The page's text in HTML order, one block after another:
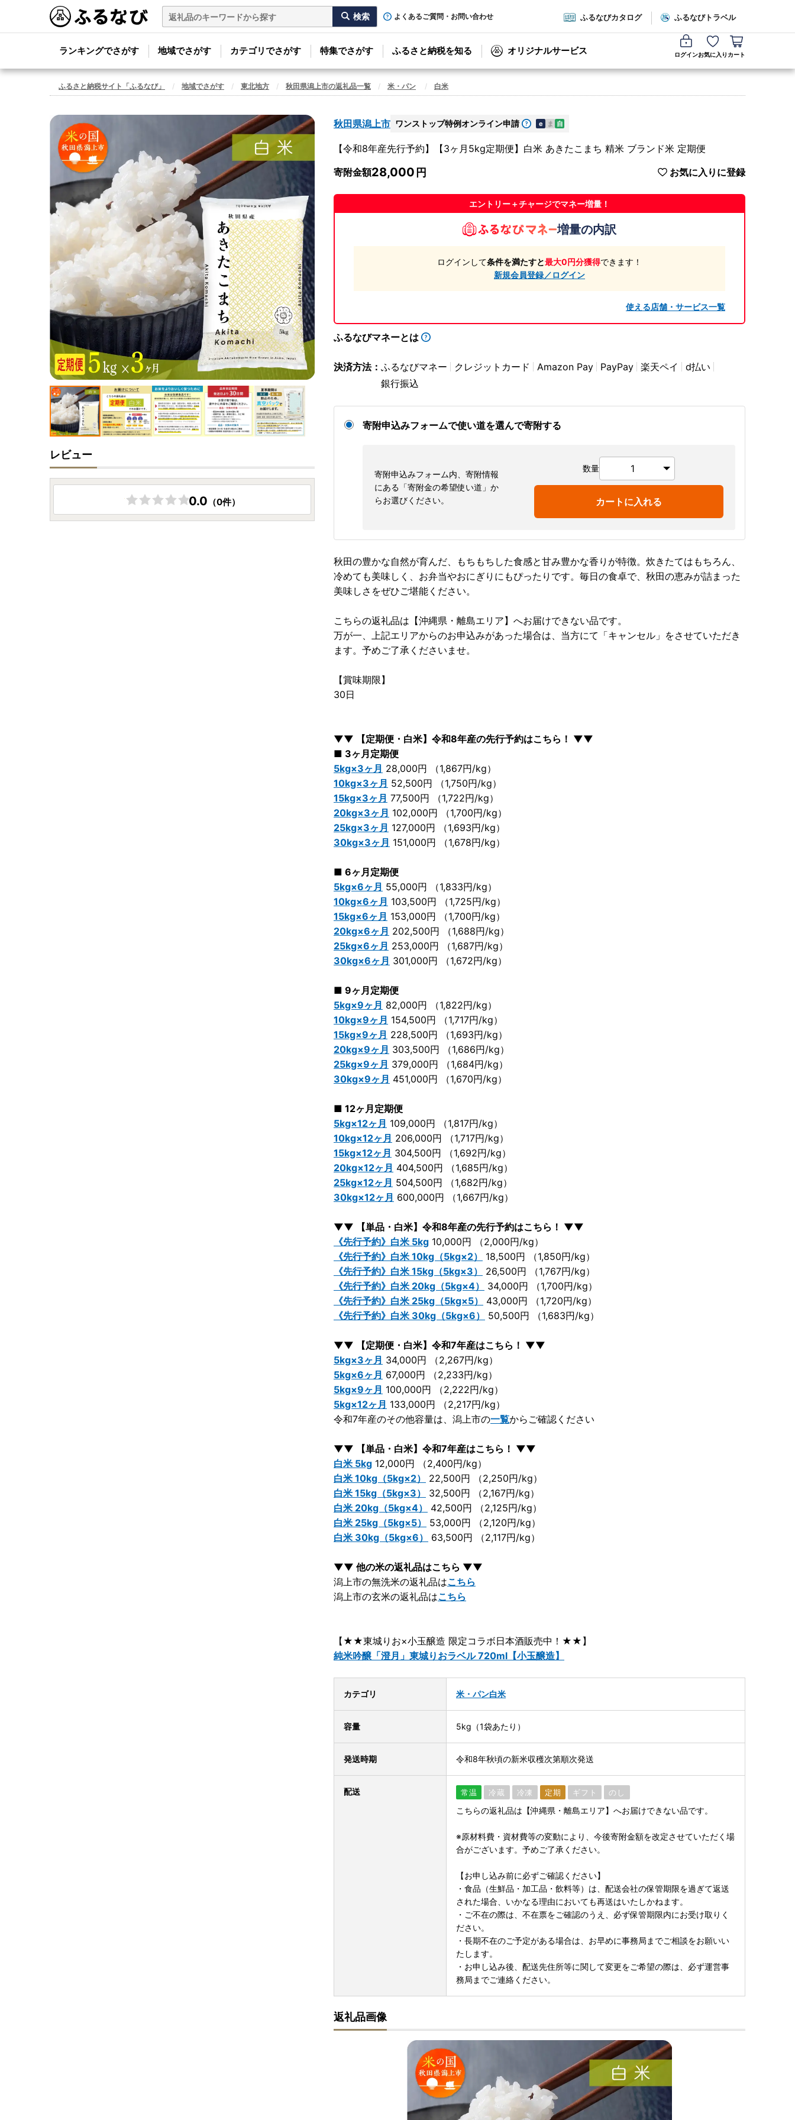
よくあるご質問・お問い合わせ ふるなびカタログ ふるなびトラベル
ランキングでさがす 地域でさがす カテゴリでさがす 特集でさがす ふるさと納税を知る オリジナルサービス ログインお気に入り カート
ふるさと納税サイト「ふるなび」 地域でさがす 東北地方 秋田県潟上市の返礼品一覧 米・パン 白米
秋田県潟上市 ワンストップ特例オンライン申請 e ま 自
【令和8年産先行予約】【3ヶ月5kg定期便】白米 あきたこまち 精米 ブランド米 定期便
寄附金額28,000 お気に入りに登録
エントリー＋チャージでマネー増量！
増量の内訳
ログインして条件を満たすと最大0円分獲得できます！
新規会員登録／ログイン
使える店舗・サービス一覧
ふるなびマネーとは
決済方法： ふるなびマネー クレジットカード Amazon Pay PayPay 楽天ペイ
d払い
銀行振込
寄附申込みフォームで使い道を選んで寄附する
寄附申込みフォーム内、寄附情報
にある「寄附金の希望使い道」か
らお選びください。
数量
カートに入れる
秋田の豊かな自然が育んだ、もちもちした食感と甘み豊かな香りが特徴。炊きたてはもちろん、
冷めても美味しく、お弁当やおにぎりにもぴったりです。毎日の食卓で、秋田の恵みが詰まった
美味しさをぜひご堪能ください。
こちらの返礼品は【沖縄県・離島エリア】へお届けできない品です。
万が一、上記エリアからのお申込みがあった場合は、当方にて「キャンセル」をさせていただき
ます。予めご了承くださいませ。
【賞味期限】
30日
▼▼ 【定期便・白米】令和8年産の先行予約はこちら！ ▼▼
■ 3ヶ月定期便
5kg×3ヶ月 28,000円 （1,867円/kg）
10kg×3ヶ月 52,500円 （1,750円/kg）
15kg×3ヶ月 77,500円 （1,722円/kg）
20kg×3ヶ月 102,000円 （1,700円/kg）
25kg×3ヶ月 127,000円 （1,693円/kg）
30kg×3ヶ月 151,000円 （1,678円/kg）
■ 6ヶ月定期便
5kg×6ヶ月 55,000円 （1,833円/kg）
10kg×6ヶ月 103,500円 （1,725円/kg）
15kg×6ヶ月 153,000円 （1,700円/kg）
20kg×6ヶ月 202,500円 （1,688円/kg）
25kg×6ヶ月 253,000円 （1,687円/kg）
30kg×6ヶ月 301,000円 （1,672円/kg）
■ 9ヶ月定期便
5kg×9ヶ月 82,000円 （1,822円/kg）
10kg×9ヶ月 154,500円 （1,717円/kg）
15kg×9ヶ月 228,500円 （1,693円/kg）
20kg×9ヶ月 303,500円 （1,686円/kg）
25kg×9ヶ月 379,000円 （1,684円/kg）
30kg×9ヶ月 451,000円 （1,670円/kg）
■ 12ヶ月定期便
5kg×12ヶ月 109,000円 （1,817円/kg）
10kg×12ヶ月 206,000円 （1,717円/kg）
15kg×12ヶ月 304,500円 （1,692円/kg）
20kg×12ヶ月 404,500円 （1,685円/kg）
25kg×12ヶ月 504,500円 （1,682円/kg）
30kg×12ヶ月 600,000円 （1,667円/kg）
▼▼ 【単品・白米】令和8年産の先行予約はこちら！ ▼▼
《先行予約》白米 5kg 10,000円 （2,000円/kg）
《先行予約》白米 10kg（5kg×2）
18,500円 （1,850円/kg）
《先行予約》白米 15kg（5kg×3）
26,500円 （1,767円/kg）
《先行予約》白米 20kg（5kg×4）
34,000円 （1,700円/kg）
《先行予約》白米 25kg（5kg×5）
43,000円 （1,720円/kg）
《先行予約》白米 30kg（5kg×6）
50,500円 （1,683円/kg）
▼▼ 【定期便・白米】令和7年産はこちら！ ▼▼
5kg×3ヶ月 34,000円 （2,267円/kg）
5kg×6ヶ月 67,000円 （2,233円/kg）
5kg×9ヶ月 100,000円 （2,222円/kg）
5kg×12ヶ月 133,000円 （2,217円/kg）
令和7年産のその他容量は、潟上市の一覧からご確認ください
▼▼ 【単品・白米】令和7年産はこちら！ ▼▼
白米 5kg 12,000円 （2,400円/kg）
白米 10kg（5kg×2）
22,500円 （2,250円/kg）
白米 15kg（5kg×3）
32,500円 （2,167円/kg）
白米 20kg（5kg×4）
42,500円 （2,125円/kg）
白米 25kg（5kg×5）
53,000円 （2,120円/kg）
白米 30kg（5kg×6）
63,500円 （2,117円/kg）
▼▼ 他の米の返礼品はこちら ▼▼
潟上市の無洗米の返礼品はこちら
潟上市の玄米の返礼品はこちら
【★★東城りお×小玉醸造 限定コラボ日本酒販売中！★★】
純米吟醸「澄月」東城りおラベル 720ml【小玉醸造】
カテゴリ 米・パン白米
容量 5kg（1袋あたり）
発送時期 令和8年秋頃の新米収穫次第順次発送
配送 常温 冷蔵 冷凍 定期 ギフト のし
こちらの返礼品は【沖縄県・離島エリア】へお届けできない品です。
※原材料費・資材費等の変動により、今後寄附金額を改定させていただく場
合がございます。予めご了承ください。
【お申し込み前に必ずご確認ください】
・食品（生鮮品・加工品・飲料等）は、配送会社の保管期限を過ぎて返送
された場合、いかなる理由においても再送はいたしかねます。
・ご不在の際は、不在票をご確認のうえ、必ず保管期限内にお受け取りく
ださい。
・長期不在のご予定がある場合は、お早めに事務局までご相談をお願いい
たします。
・お申し込み後、配送先住所等に関して変更をご希望の際は、必ず運営事
務局までご連絡ください。
返礼品画像
レビュー
0.0 （0件）